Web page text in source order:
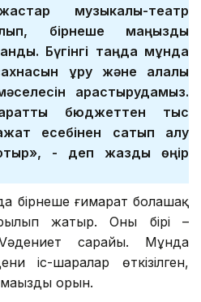
музыкалық-театр
бірнеше маңызды
Бүгінгі таңда мұнда
құру және қалалық
қарастырудамыз.
бюджеттен тыс
есебінен сатып алу
- деп жазды өңір
бірнеше ғимарат болашақ
жатыр. Оның бірі –
сарайы. Мұнда
іс-шаралар өткізілген,
орын.